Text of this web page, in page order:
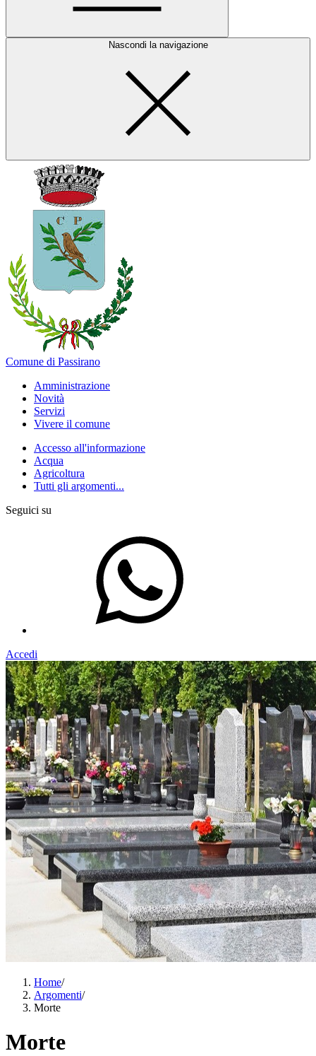
Nascondi la navigazione
Comune di Passirano
Amministrazione
Novità
Servizi
Vivere il comune
Accesso all'informazione
Acqua
Agricoltura
Tutti gli argomenti...
Seguici su
Accedi
Home/
Argomenti/
Morte
Morte